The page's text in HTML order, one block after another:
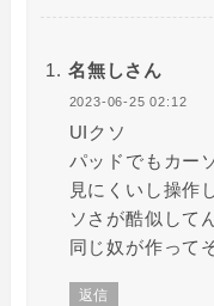
名無しさん
2023-06-25 02:12
UIクソ
パッドでもカー
見にくいし操作
ソさが酷似して
同じ奴が作って
返信